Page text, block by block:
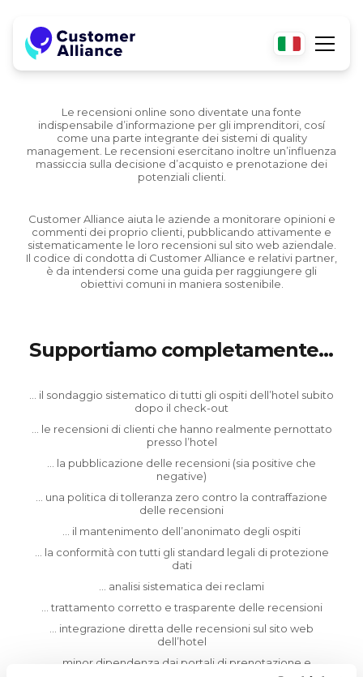
Le recensioni online sono diventate una fonte
indispensabile dʼinformazione per gli imprenditori, cosí
come una parte integrante dei sistemi di quality
management. Le recensioni esercitano inoltre un’influenza
massiccia sulla decisione d’acquisto e prenotazione dei
potenziali clienti.
Customer Alliance aiuta le aziende a monitorare opinioni e
commenti dei proprio clienti, pubblicando attivamente e
sistematicamente le loro recensioni sul sito web aziendale.
Il codice di condotta di Customer Alliance e relativi partner,
è da intendersi come una guida per raggiungere gli
obiettivi comuni in maniera sostenibile.
Supportiamo completamente…
… il sondaggio sistematico di tutti gli ospiti dellʼhotel subito
dopo il check-out
… le recensioni di clienti che hanno realmente pernottato
presso lʼhotel
… la pubblicazione delle recensioni (sia positive che
negative)
… una politica di tolleranza zero contro la contraffazione
delle recensioni
… il mantenimento dellʼanonimato degli ospiti
… la conformità con tutti gli standard legali di protezione
dati
… analisi sistematica dei reclami
… trattamento corretto e trasparente delle recensioni
… integrazione diretta delle recensioni sul sito web
dellʼhotel
… minor dipendenza dai portali di prenotazione e